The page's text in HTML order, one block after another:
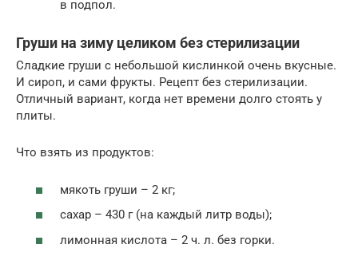
в подпол.
Груши на зиму целиком без стерилизации
Сладкие груши с небольшой кислинкой очень вкусные.
И сироп, и сами фрукты. Рецепт без стерилизации.
Отличный вариант, когда нет времени долго стоять у
плиты.
Что взять из продуктов:
мякоть груши – 2 кг;
сахар – 430 г (на каждый литр воды);
лимонная кислота – 2 ч. л. без горки.